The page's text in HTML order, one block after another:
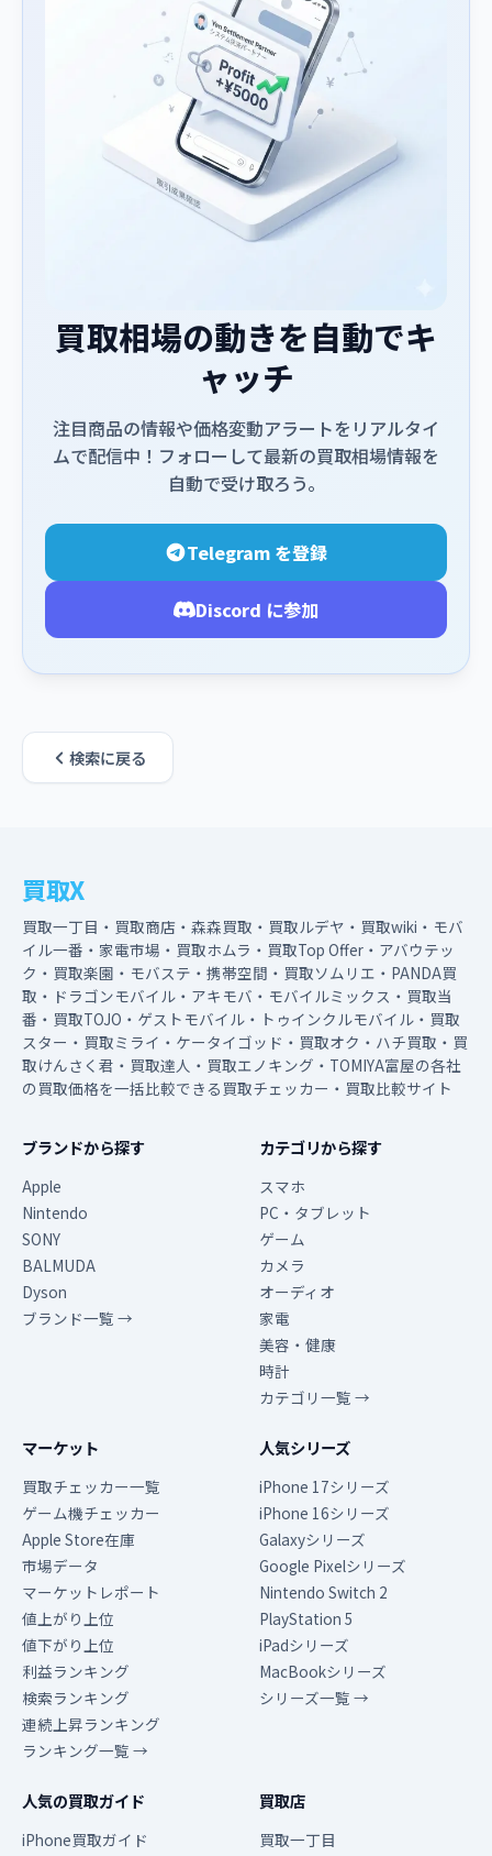
買取相場の動きを自動でキ
ャッチ
注目商品の情報や価格変動アラートをリアルタイ
ムで配信中！フォローして最新の買取相場情報を
自動で受け取ろう。
Telegram を登録
Discord に参加
検索に戻る
買取X
買取一丁目・買取商店・森森買取・買取ルデヤ・買取wiki・モバ
イル一番・家電市場・買取ホムラ・買取Top Offer・アバウテッ
ク・買取楽園・モバステ・携帯空間・買取ソムリエ・PANDA買
取・ドラゴンモバイル・アキモバ・モバイルミックス・買取当
番・買取TOJO・ゲストモバイル・トゥインクルモバイル・買取
スター・買取ミライ・ケータイゴッド・買取オク・ハチ買取・買
取けんさく君・買取達人・買取エノキング・TOMIYA富屋の各社
の買取価格を一括比較できる買取チェッカー・買取比較サイト
ブランドから探す
Apple
Nintendo
SONY
BALMUDA
Dyson
ブランド一覧 →
カテゴリから探す
スマホ
PC・タブレット
ゲーム
カメラ
オーディオ
家電
美容・健康
時計
カテゴリ一覧 →
マーケット
買取チェッカー一覧
ゲーム機チェッカー
Apple Store在庫
市場データ
マーケットレポート
値上がり上位
値下がり上位
利益ランキング
検索ランキング
連続上昇ランキング
ランキング一覧 →
人気シリーズ
iPhone 17シリーズ
iPhone 16シリーズ
Galaxyシリーズ
Google Pixelシリーズ
Nintendo Switch 2
PlayStation 5
iPadシリーズ
MacBookシリーズ
シリーズ一覧 →
人気の買取ガイド
iPhone買取ガイド
買取店
買取一丁目